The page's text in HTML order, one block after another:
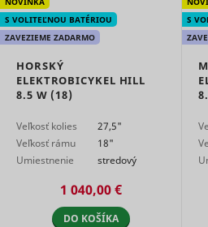
S VOLITEĽNOU BATÉRIOU
ZAVEZIEME ZADARMO
HORSKÝ
ELEKTROBICYKEL HILL
8.5 W (18)
Veľkosť kolies
27,5"
Veľkosť rámu
18"
Umiestnenie
stredový
1 040,00 €
DO KOŠÍKA
S